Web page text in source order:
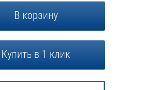
В корзину
Купить в 1 клик